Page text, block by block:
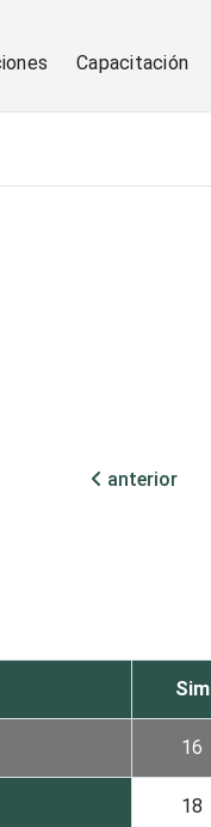
Capacitación
anterior
Sim
16
18